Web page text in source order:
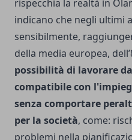
rispecchia la realtà in
indicano che negli ultimi
sensibilmente,
della media europea,
possibilità di lavorare
compatibile con
senza comportare
per la società, come:
problemi nella